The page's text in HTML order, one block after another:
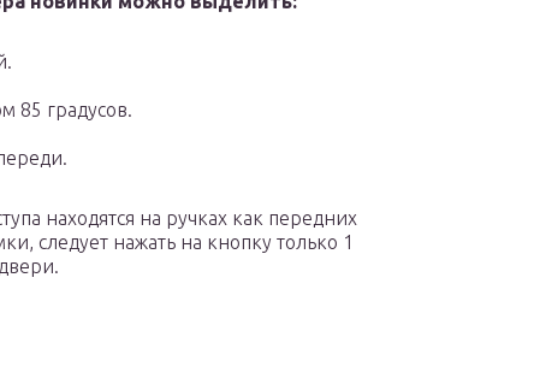
85 градусов.
находятся на ручках как передних
следует нажать на кнопку только 1